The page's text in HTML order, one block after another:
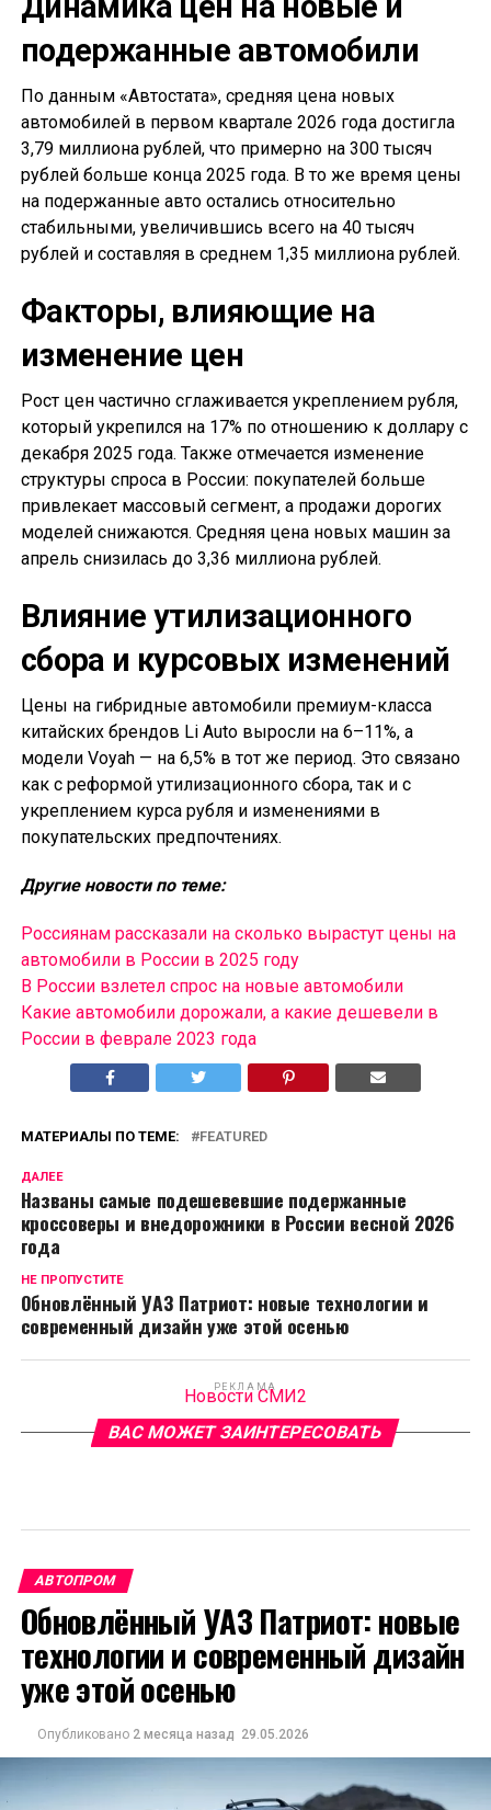
подержанные автомобили
По данным «Автостата», средняя цена новых
автомобилей в первом квартале 2026 года достигла
3,79 миллиона рублей, что примерно на 300 тысяч
рублей больше конца 2025 года. В то же время цены
на подержанные авто остались относительно
стабильными, увеличившись всего на 40 тысяч
рублей и составляя в среднем 1,35 миллиона рублей.
Факторы, влияющие на
изменение цен
Рост цен частично сглаживается укреплением рубля,
который укрепился на 17% по отношению к доллару с
декабря 2025 года. Также отмечается изменение
структуры спроса в России: покупателей больше
привлекает массовый сегмент, а продажи дорогих
моделей снижаются. Средняя цена новых машин за
апрель снизилась до 3,36 миллиона рублей.
Влияние утилизационного
сбора и курсовых изменений
Цены на гибридные автомобили премиум-класса
китайских брендов Li Auto выросли на 6–11%, а
модели Voyah — на 6,5% в тот же период. Это связано
как с реформой утилизационного сбора, так и с
укреплением курса рубля и изменениями в
покупательских предпочтениях.
Другие новости по теме:
Россиянам рассказали на сколько вырастут цены на
автомобили в России в 2025 году
В России взлетел спрос на новые автомобили
Какие автомобили дорожали, а какие дешевели в
России в феврале 2023 года
МАТЕРИАЛЫ ПО ТЕМЕ: FEATURED
ДАЛЕЕ
Названы самые подешевевшие подержанные
кроссоверы и внедорожники в России весной 2026
года
НЕ ПРОПУСТИТЕ
Обновлённый УАЗ Патриот: новые технологии и
современный дизайн уже этой осенью
РЕКЛАМА
Новости СМИ2
ВАС МОЖЕТ ЗАИНТЕРЕСОВАТЬ
АВТОПРОМ
Обновлённый УАЗ Патриот: новые
технологии и современный дизайн
уже этой осенью
Опубликовано 2 месяца назад 29.05.2026